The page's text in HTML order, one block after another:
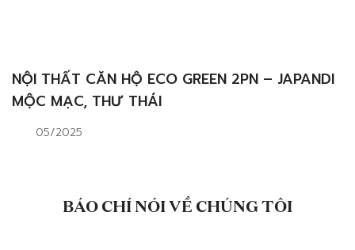
NỘI THẤT CĂN HỘ ECO GREEN 2PN – JAPANDI
MỘC MẠC, THƯ THÁI
05/2025
BÁO CHÍ NÓI VỀ CHÚNG TÔI